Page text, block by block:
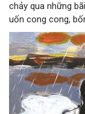
chảy qua những
uốn cong cong,
hoàng hôn, khi
lại thẫm màu như